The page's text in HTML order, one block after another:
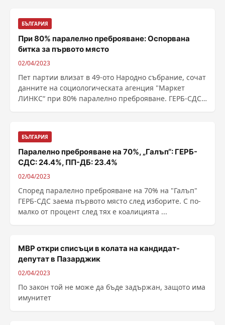
БЪЛГАРИЯ
При 80% паралелно преброяване: Оспорвана
битка за първото място
02/04/2023
Пет партии влизат в 49-ото Народно събрание, сочат
данните на социологическата агенция "Маркет
ЛИНКС“ при 80% паралелно преброяване. ГЕРБ-СДС
БЪЛГАРИЯ
Паралелно преброяване на 70%, „Галъп“: ГЕРБ-
СДС: 24.4%, ПП-ДБ: 23.4%
02/04/2023
Според паралелно преброяване на 70% на "Галъп"
ГЕРБ-СДС заема първото място след изборите. С по-
малко от процент след тях е коалицията ...
МВР откри списъци в колата на кандидат-
депутат в Пазарджик
02/04/2023
По закон той не може да бъде задържан, защото има
имунитет